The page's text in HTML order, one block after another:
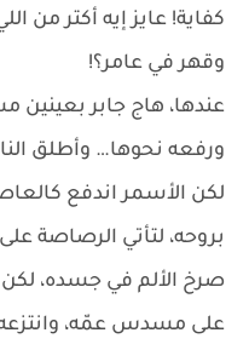
كفاية! عايز إيه أكتر
وقهر في عامر؟!
عندها، هاج جابر
ورفعه نحوها… وأطلق
لكن الأسمر اندفع
بروحه، لتأتي الرصاصة
صرخ الألم في جسده،
على مسدس عمّه،